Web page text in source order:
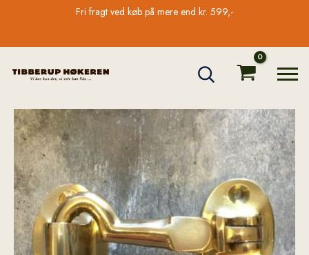
Fri fragt ved køb på mere end kr. 599,-